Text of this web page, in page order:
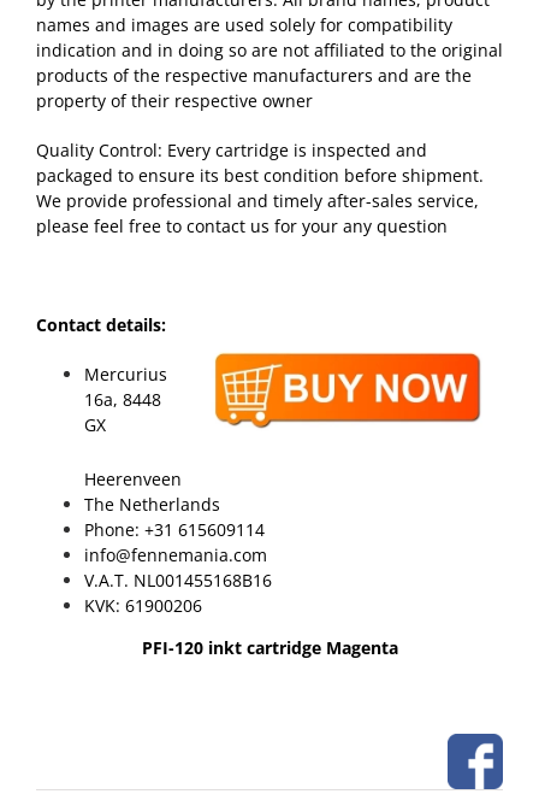
names and images are used solely for compatibility
indication and in doing so are not affiliated to the original
products of the respective manufacturers and are the
property of their respective owner
Quality Control: Every cartridge is inspected and
packaged to ensure its best condition before shipment.
We provide professional and timely after-sales service,
please feel free to contact us for your any question
Contact details:
Mercurius
16a, 8448
GX
Heerenveen
The Netherlands
Phone: +31 615609114
info@fennemania.com
V.A.T. NL001455168B16
KVK: 61900206
PFI-120 inkt cartridge Magenta